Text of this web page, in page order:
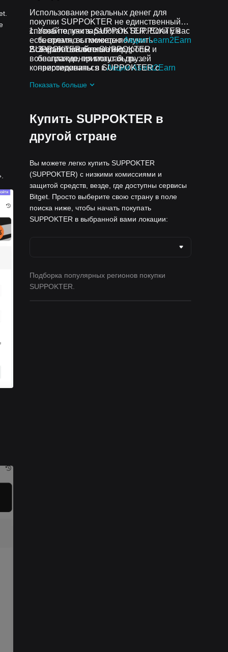
Использование реальных денег для
покупки SUPPOKTER не единственный
способ получить SUPPOKTER. Если у вас
есть время, вы можете получить
SUPPOKTER бесплатно.
Узнайте, как заработать SUPPOKTER
бесплатно с помощьюАкция Learn2Earn
Зарабатывайте SUPPOKTER
бесплатно, приглашая друзей
присоединиться кАкции Assist2Earn
Получайте бесплатные SUPPOKTER
Все криптовалютные аирдропы и
вознаграждения могут быть
конвертированы в SUPPOKTER с
или спотовой торговли.
Показать больше
Купить SUPPOKTER в
другой стране
Вы можете легко купить SUPPOKTER
(SUPPOKTER) с низкими комиссиями и
защитой средств, везде, где доступны сервисы
Bitget. Просто выберите свою страну в поле
поиска ниже, чтобы начать покупать
SUPPOKTER в выбранной вами локации:
Подборка популярных регионов покупки
SUPPOKTER.